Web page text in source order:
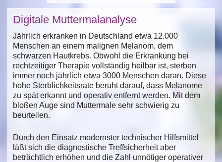
Digitale Muttermalanalyse
Jährlich erkranken in Deutschland etwa 12.000
Menschen an einem malignen Melanom, dem
schwarzen Hautkrebs. Obwohl die Erkrankung bei
rechtzeitiger Therapie vollständig heilbar ist, sterben
immer noch jährlich etwa 3000 Menschen daran. Diese
hohe Sterblichkeitsrate beruht darauf, dass Melanome
zu spät erkannt und operativ entfernt werden. Mit dem
bloßen Auge sind Muttermale sehr schwierig zu
beurteilen.
Durch den Einsatz modernster technischer Hilfsmittel
läßt sich die diagnostische Treffsicherheit aber
beträchtlich erhöhen und die Zahl unnötiger operativer